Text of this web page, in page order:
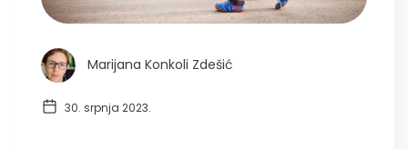
Marijana Konkoli Zdešić
30. srpnja 2023.